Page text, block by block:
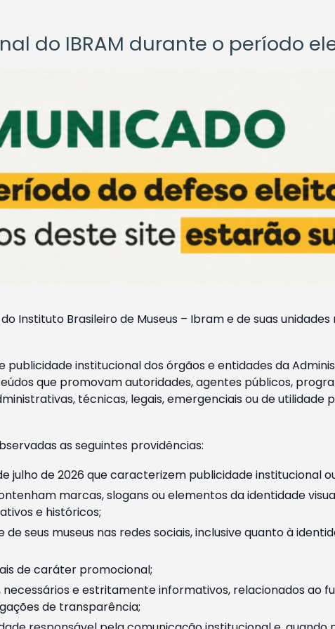
do IBRAM durante o período
Instituto Brasileiro de Museus – Ibram e de suas
institucional dos órgãos e entidades da
que promovam autoridades, agentes públicos,
técnicas, legais, emergenciais ou de utilidade
as seguintes providências:
de 2026 que caracterizem publicidade institucional
marcas, slogans ou elementos da identidade
e históricos;
seus museus nas redes sociais, inclusive quanto à
de caráter promocional;
e estritamente informativos, relacionados ao
de transparência;